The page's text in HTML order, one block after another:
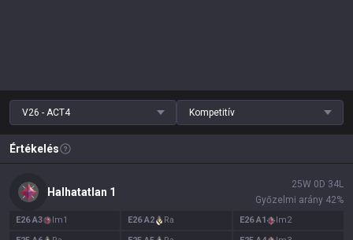
V26 - ACT4 Kompetitív
Értékelés
Halhatatlan 1
25W 0 D 34L
Győzelmi arány 42%
E26A3 Im1 E26A2 Ra E26A1 Im2